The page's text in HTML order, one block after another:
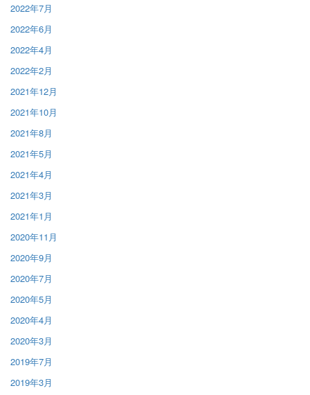
2022年7月
2022年6月
2022年4月
2022年2月
2021年12月
2021年10月
2021年8月
2021年5月
2021年4月
2021年3月
2021年1月
2020年11月
2020年9月
2020年7月
2020年5月
2020年4月
2020年3月
2019年7月
2019年3月